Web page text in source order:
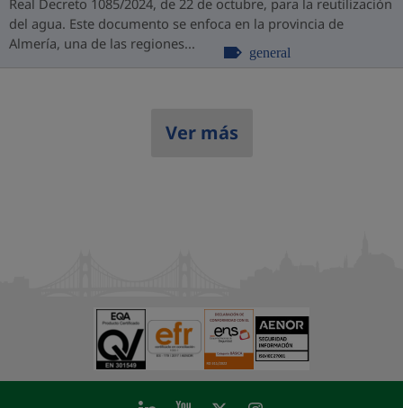
Real Decreto 1085/2024, de 22 de octubre, para la reutilización
del agua. Este documento se enfoca en la provincia de
Almería, una de las regiones...
general
Ver más